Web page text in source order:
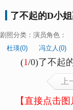
了不起的D小
剧照分类： 演员角色：
杜瑛(0)
冯立人(0)
(1/0)了不起
上
【直接点击